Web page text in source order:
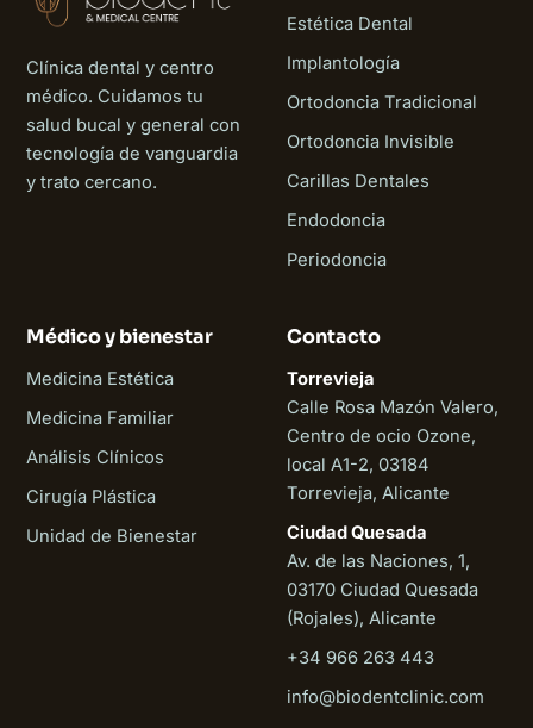
Clínica dental y centro
médico. Cuidamos tu
salud bucal y general con
tecnología de vanguardia
y trato cercano.
Estética Dental
Implantología
Ortodoncia Tradicional
Ortodoncia Invisible
Carillas Dentales
Endodoncia
Periodoncia
Médico y bienestar
Medicina Estética
Medicina Familiar
Análisis Clínicos
Cirugía Plástica
Unidad de Bienestar
Contacto
Torrevieja
Calle Rosa Mazón Valero,
Centro de ocio Ozone,
local A1-2, 03184
Torrevieja, Alicante
Ciudad Quesada
Av. de las Naciones, 1,
03170 Ciudad Quesada
(Rojales), Alicante
+34 966 263 443
info@biodentclinic.com